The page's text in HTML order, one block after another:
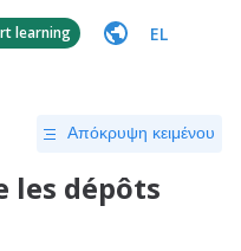
learning EL
Απόκρυψη κειμένου
les dépôts